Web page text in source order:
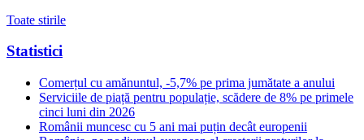
Toate stirile
Statistici
Comerțul cu amănuntul, -5,7% pe prima jumătate a anului
Serviciile de piață pentru populație, scădere de 8% pe primele
cinci luni din 2026
Românii muncesc cu 5 ani mai puțin decât europenii